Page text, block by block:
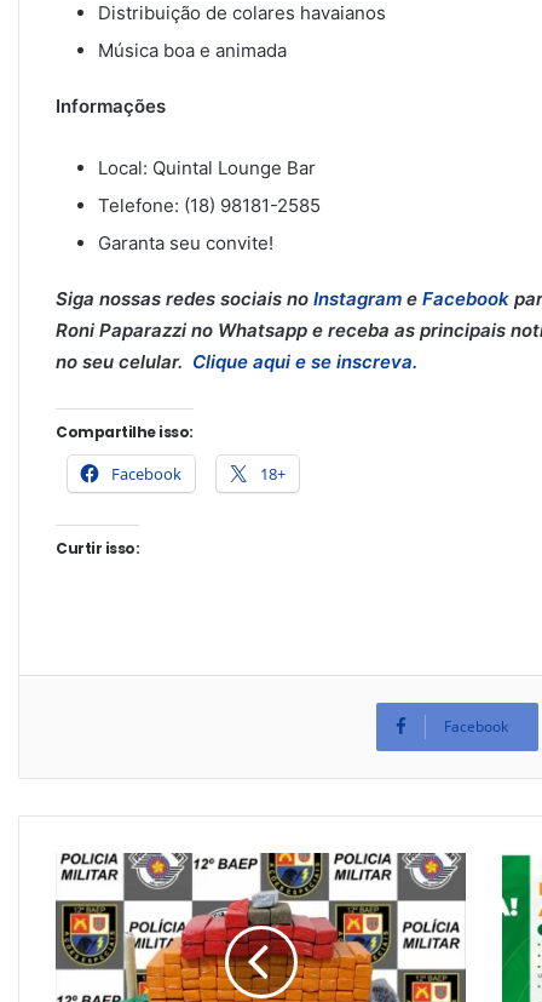
Distribuição de colares havaianos
Música boa e animada
Informações
Local: Quintal Lounge Bar
Telefone: (18) 98181-2585
Garanta seu convite!
Siga nossas redes sociais no Instagram e Facebook
Roni Paparazzi no Whatsapp e receba as principais
no seu celular. Clique aqui e se inscreva.
Compartilhe isso:
Facebook 18+
Curtir isso:
Facebook